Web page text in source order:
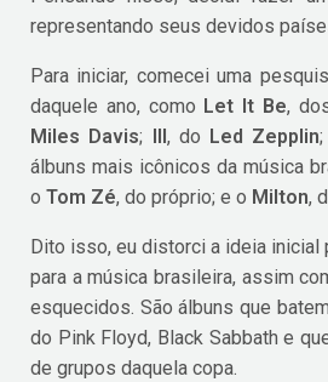
representando seus devidos
Para iniciar, comecei uma
daquele ano, como Let It Be,
Miles Davis; , do Led Zepplin
álbuns mais icônicos da música
oTom Zé, do próprio; e o Milton,
Dito isso, eu distorci a ideia
para a música brasileira, assim
esquecidos. São álbuns que
do Pink Floyd, Black Sabbath e
de grupos daquela copa.